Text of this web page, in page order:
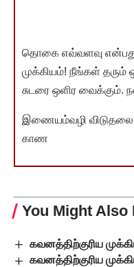
தொகை எவ்வளவு என்பது
முக்கியம்! நீங்கள் தரும்
சுடரை ஒளிர வைக்கும்.
இணையம்வழி விடுதலை
காண
You Might Also
கவனத்திற்குரிய
கவனத்திற்குரிய